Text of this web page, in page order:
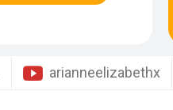
arianneelizabethx